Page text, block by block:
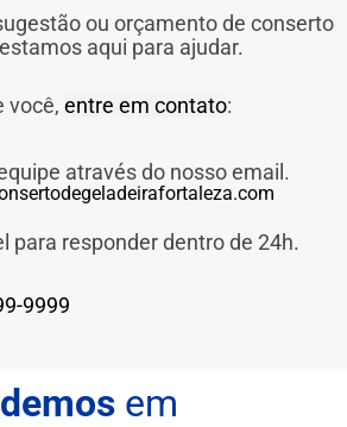
ou orçamento de conserto
aqui para ajudar.
você, entre em contato:
através do nosso email.
para responder dentro de 24h.
9999
em